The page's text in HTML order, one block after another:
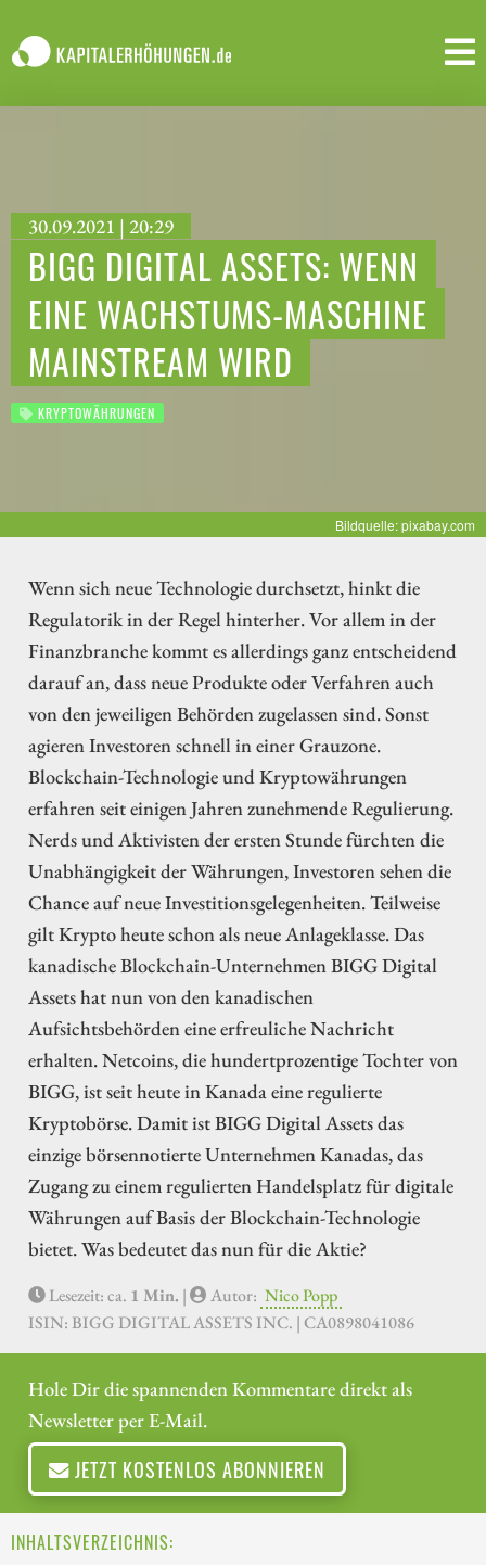
30.09.2021 | 20:29
BIGG DIGITAL ASSETS: WENN
EINE WACHSTUMS-MASCHINE
MAINSTREAM WIRD
KRYPTOWÄHRUNGEN
Bildquelle: pixabay.com
Wenn sich neue Technologie durchsetzt, hinkt die
Regulatorik in der Regel hinterher. Vor allem in der
Finanzbranche kommt es allerdings ganz entscheidend
darauf an, dass neue Produkte oder Verfahren auch
von den jeweiligen Behörden zugelassen sind. Sonst
agieren Investoren schnell in einer Grauzone.
Blockchain-Technologie und Kryptowährungen
erfahren seit einigen Jahren zunehmende Regulierung.
Nerds und Aktivisten der ersten Stunde fürchten die
Unabhängigkeit der Währungen, Investoren sehen die
Chance auf neue Investitionsgelegenheiten. Teilweise
gilt Krypto heute schon als neue Anlageklasse. Das
kanadische Blockchain-Unternehmen BIGG Digital
Assets hat nun von den kanadischen
Aufsichtsbehörden eine erfreuliche Nachricht
erhalten. Netcoins, die hundertprozentige Tochter von
BIGG, ist seit heute in Kanada eine regulierte
Kryptobörse. Damit ist BIGG Digital Assets das
einzige börsennotierte Unternehmen Kanadas, das
Zugang zu einem regulierten Handelsplatz für digitale
Währungen auf Basis der Blockchain-Technologie
bietet. Was bedeutet das nun für die Aktie?
Lesezeit: ca. 1 Min. | Autor: Nico Popp
ISIN: BIGG DIGITAL ASSETS INC. | CA0898041086
Hole Dir die spannenden Kommentare direkt als
Newsletter per E-Mail.
JETZT KOSTENLOS ABONNIEREN
INHALTSVERZEICHNIS: